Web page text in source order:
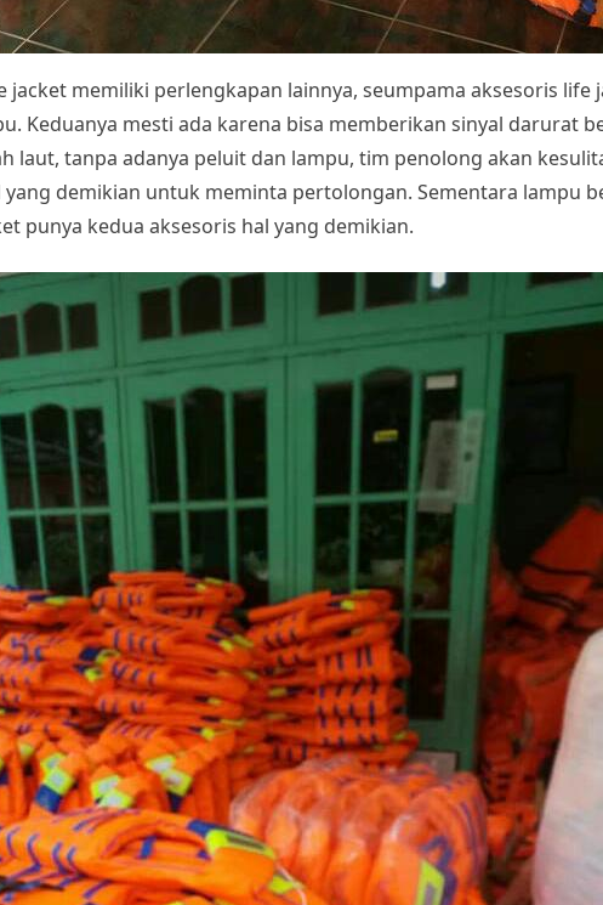
jacket memiliki perlengkapan lainnya, seumpama aksesoris
Keduanya mesti ada karena bisa memberikan sinyal darurat
laut, tanpa adanya peluit dan lampu, tim penolong akan
demikian untuk meminta pertolongan. Sementara lampu
punya kedua aksesoris hal yang demikian.